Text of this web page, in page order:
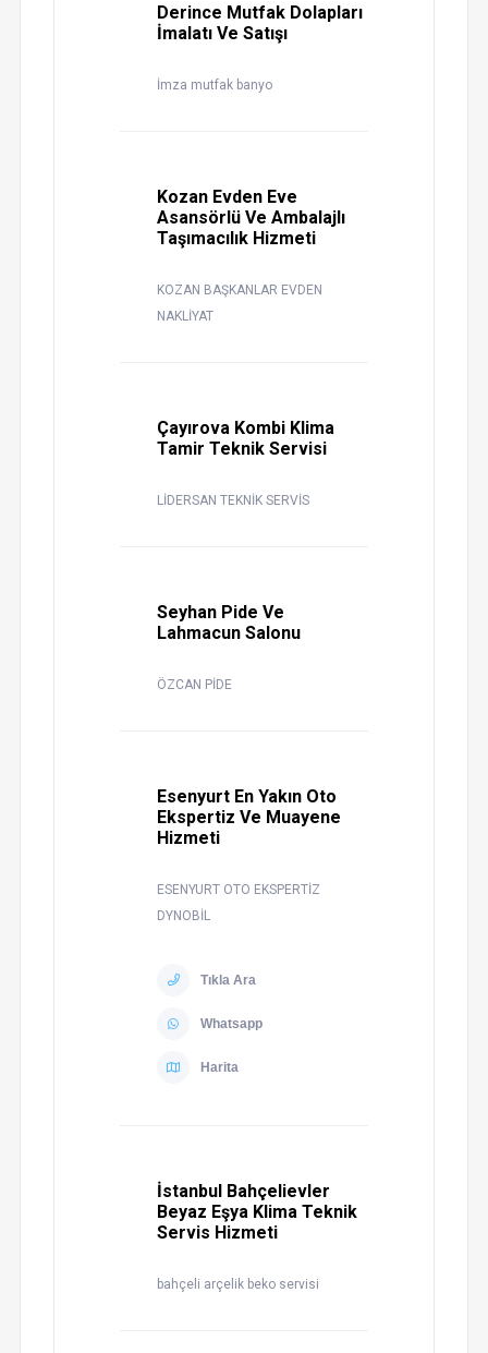
Derince Mutfak Dolapları
İmalatı Ve Satışı
İmza mutfak banyo
Kozan Evden Eve
Asansörlü Ve Ambalajlı
Taşımacılık Hizmeti
KOZAN BAŞKANLAR EVDEN
NAKLİYAT
Çayırova Kombi Klima
Tamir Teknik Servisi
LİDERSAN TEKNİK SERVİS
Seyhan Pide Ve
Lahmacun Salonu
ÖZCAN PİDE
Esenyurt En Yakın Oto
Ekspertiz Ve Muayene
Hizmeti
ESENYURT OTO EKSPERTİZ
DYNOBİL
Tıkla Ara
Whatsapp
Harita
İstanbul Bahçelievler
Beyaz Eşya Klima Teknik
Servis Hizmeti
bahçeli arçelik beko servisi